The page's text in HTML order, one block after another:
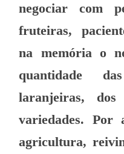
negociar com
fruteiras,
na memória o
quantidade
laranjeiras,
variedades.
agricultura,